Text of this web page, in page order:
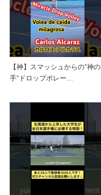
【神】スマッシュからの”神の
手”ドロップボレー…